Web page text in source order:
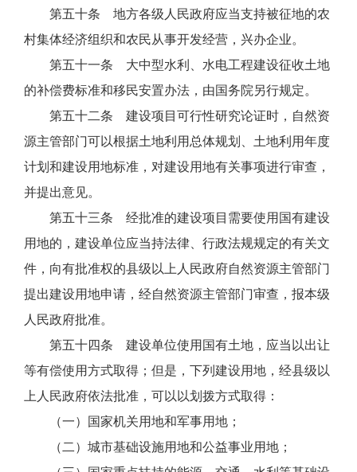
第五十条 地方各级人民政府应当支持被征地的农
村集体经济组织和农民从事开发经营，兴办企业。
第五十一条 大中型水利、水电工程建设征收土地
的补偿费标准和移民安置办法，由国务院另行规定。
第五十二条 建设项目可行性研究论证时，自然资
源主管部门可以根据土地利用总体规划、土地利用年度
计划和建设用地标准，对建设用地有关事项进行审查，
并提出意见。
第五十三条 经批准的建设项目需要使用国有建设
用地的，建设单位应当持法律、行政法规规定的有关文
件，向有批准权的县级以上人民政府自然资源主管部门
提出建设用地申请，经自然资源主管部门审查，报本级
人民政府批准。
第五十四条 建设单位使用国有土地，应当以出让
等有偿使用方式取得；但是，下列建设用地，经县级以
上人民政府依法批准，可以以划拨方式取得：
（一）国家机关用地和军事用地；
（二）城市基础设施用地和公益事业用地；